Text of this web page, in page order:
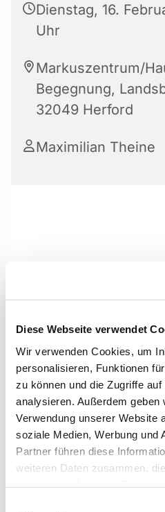
Diese Webseite verwendet
Wir verwenden Cookies, um
personalisieren, Funktionen
zu können und die Zugriffe
analysieren. Außerdem
Verwendung unserer Website
soziale Medien, Werbung und
Partner führen diese
weiteren Daten zusammen,
Dienstag, 16.
Uhr
Markuszentrum/
Begegnung,
32049 Herford
Maximilian Theine